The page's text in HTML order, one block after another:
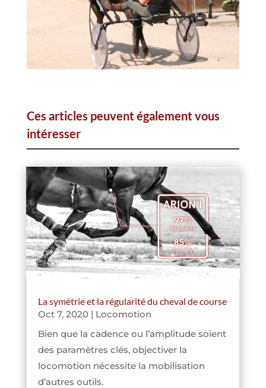
Ces articles peuvent également vous
intéresser
La symétrie et la régularité du cheval de course
Oct 7, 2020| Locomotion
Bien que la cadence ou l’amplitude soient
des paramètres clés, objectiver la
locomotion nécessite la mobilisation
d’autres outils.